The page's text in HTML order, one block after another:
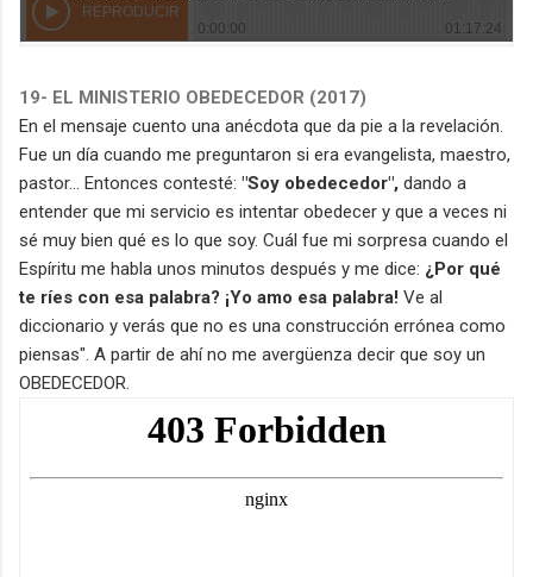
19- EL MINISTERIO OBEDECEDOR (2017)
En el mensaje cuento una anécdota que da pie a la revelación.
Fue un día cuando me preguntaron si era evangelista, maestro,
pastor... Entonces contesté: "Soy obedecedor", dando a
entender que mi servicio es intentar obedecer y que a veces ni
sé muy bien qué es lo que soy. Cuál fue mi sorpresa cuando el
Espíritu me habla unos minutos después y me dice: ¿Por qué
te ríes con esa palabra? ¡Yo amo esa palabra! Ve al
diccionario y verás que no es una construcción errónea como
piensas". A partir de ahí no me avergüenza decir que soy un
OBEDECEDOR.